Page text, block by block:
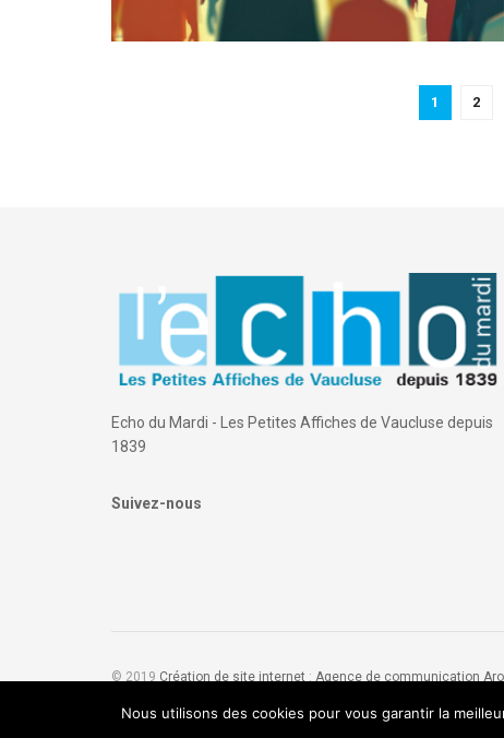
1 2
Echo du Mardi - Les Petites Affiches de Vaucluse depuis
1839
Suivez-nous
© 2019 Création de site internet : Agence de communication
Nous utilisons des cookies pour vous garantir la